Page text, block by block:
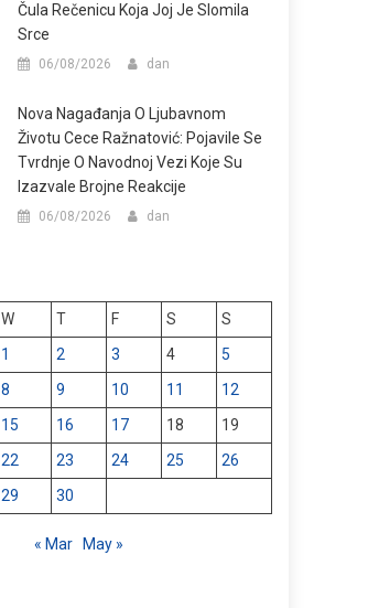
Čula Rečenicu Koja Joj Je Slomila
Srce
06/08/2026 dan
Nova Nagađanja O Ljubavnom
Životu Cece Ražnatović: Pojavile Se
Tvrdnje O Navodnoj Vezi Koje Su
Izazvale Brojne Reakcije
06/08/2026 dan
W T F S
S
1
2 3 4
5
8 9 10 11
12
15 16 17 18
19
22 23 24 25
26
29 30
« Mar May »